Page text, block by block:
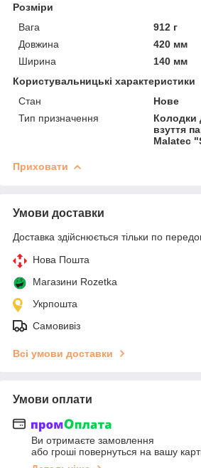
Розміри
Вага
912 г
Довжина
420 мм
Ширина
140 мм
Користувальницькі характеристики
Стан
Нове
Тип призначення
Колодки
взуття
Malatec
Приховати
Умови доставки
Доставка здійснюється тільки по
Нова Пошта
Магазини Rozetka
Укрпошта
Самовивіз
Всі умови доставки
Умови оплати
Ви отримаєте замовлення
або гроші повернуться на вашу